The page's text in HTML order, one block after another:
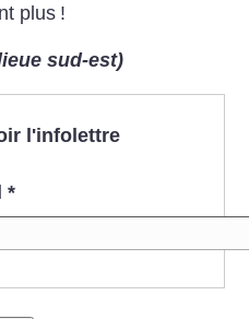
plus !
sud-est)
l'infolettre
*